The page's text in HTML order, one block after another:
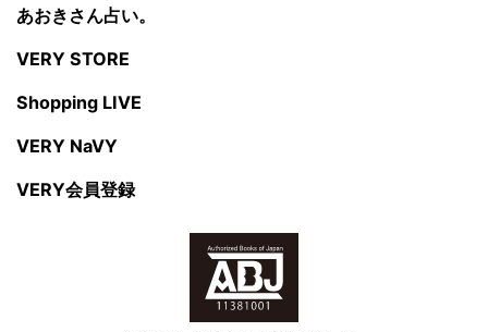
あおきさん占い。
VERY STORE
Shopping LIVE
VERY NaVY
VERY会員登録